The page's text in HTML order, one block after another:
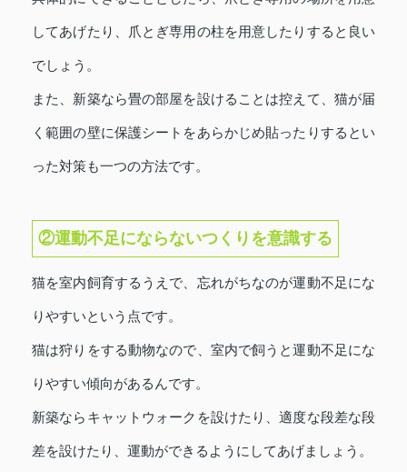
してあげたり、爪とぎ専用の柱を用意したりすると良い
でしょう。
また、新築なら畳の部屋を設けることは控えて、猫が届
く範囲の壁に保護シートをあらかじめ貼ったりするとい
った対策も一つの方法です。
②運動不足にならないつくりを意識する
猫を室内飼育するうえで、忘れがちなのが運動不足にな
りやすいという点です。
猫は狩りをする動物なので、室内で飼うと運動不足にな
りやすい傾向があるんです。
新築ならキャットウォークを設けたり、適度な段差な段
差を設けたり、運動ができるようにしてあげましょう。